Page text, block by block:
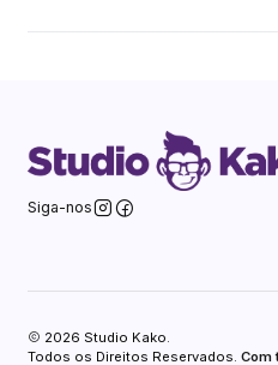
Siga-nos
2026 Studio Kako.
Todos os Direitos Reservados. Com